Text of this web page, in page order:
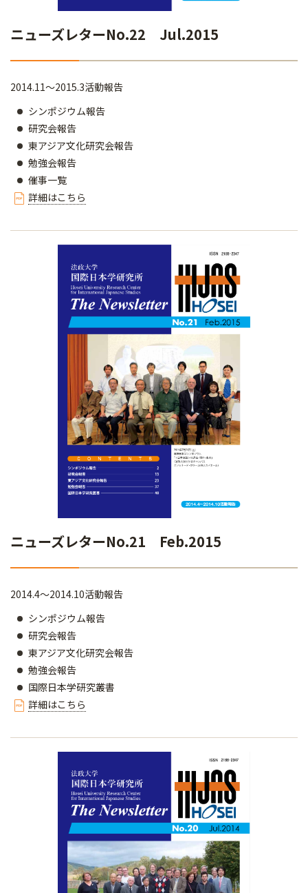
ニューズレターNo.22 Jul.2015
2014.11～2015.3活動報告
シンポジウム報告
研究会報告
東アジア文化研究会報告
勉強会報告
催事一覧
詳細はこちら
ニューズレターNo.21 Feb.2015
2014.4～2014.10活動報告
シンポジウム報告
研究会報告
東アジア文化研究会報告
勉強会報告
国際日本学研究叢書
詳細はこちら